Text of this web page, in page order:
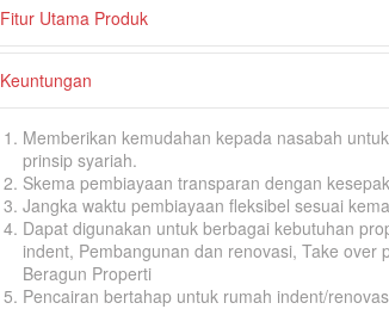
Fitur Utama Produk
Keuntungan
Memberikan kemudahan kepada nasabah
prinsip syariah.
Skema pembiayaan transparan dengan
Jangka waktu pembiayaan fleksibel sesuai
Dapat digunakan untuk berbagai kebutuhan
indent, Pembangunan dan renovasi, Take
Beragun Properti
Pencairan bertahap untuk rumah indent/